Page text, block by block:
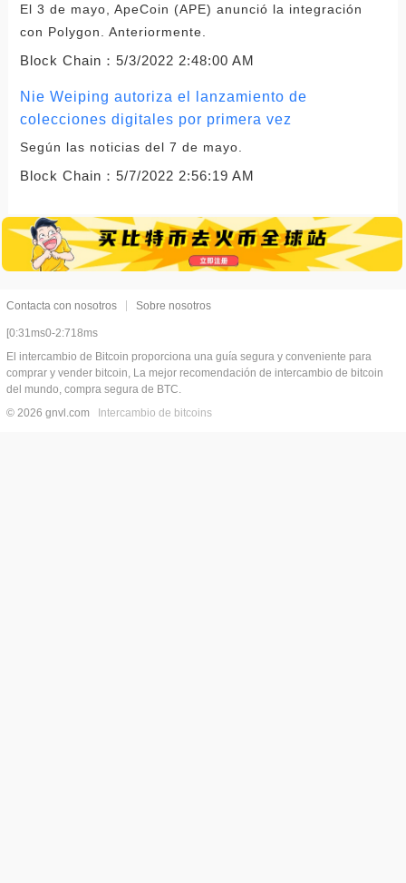
El 3 de mayo, ApeCoin (APE) anunció la integración
con Polygon. Anteriormente.
Block Chain： 5/3/2022 2:48:00 AM
Nie Weiping autoriza el lanzamiento de
colecciones digitales por primera vez
Según las noticias del 7 de mayo.
Block Chain： 5/7/2022 2:56:19 AM
Contacta con nosotros Sobre nosotros
[0:31ms0-2:718ms
El intercambio de Bitcoin proporciona una guía segura y conveniente para
comprar y vender bitcoin, La mejor recomendación de intercambio de bitcoin
del mundo, compra segura de BTC.
© 2026 gnvl.com Intercambio de bitcoins